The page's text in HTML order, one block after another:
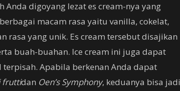
Anda digoyang lezat es cream-nya yang
macam rasa yaitu vanilla, cokelat,
rasa yang unik. Es cream tersebut disajikan
buah-buahan. Ice cream ini juga dapat
Apabila berkenan Anda dapat
fruttidan Oen’s Symphony, keduanya bisa jadi